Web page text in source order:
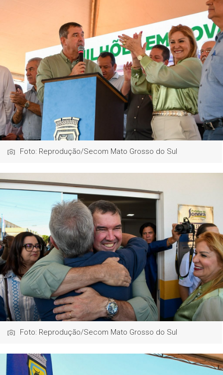
Foto: Reprodução/Secom Mato Grosso do Sul
Foto: Reprodução/Secom Mato Grosso do Sul